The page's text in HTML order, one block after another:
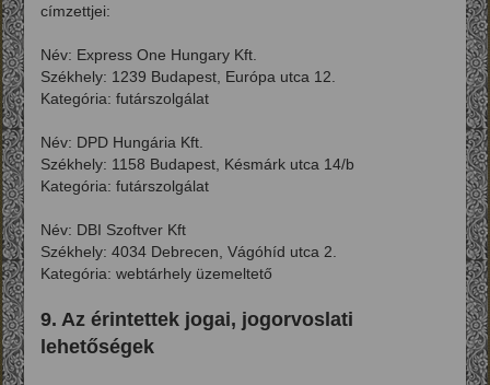
címzettjei:
Név: Express One Hungary Kft.
Székhely: 1239 Budapest, Európa utca 12.
Kategória: futárszolgálat
Név: DPD Hungária Kft.
Székhely: 1158 Budapest, Késmárk utca 14/b
Kategória: futárszolgálat
Név: DBI Szoftver Kft
Székhely: 4034 Debrecen, Vágóhíd utca 2.
Kategória: webtárhely üzemeltető
9. Az érintettek jogai, jogorvoslati
lehetőségek